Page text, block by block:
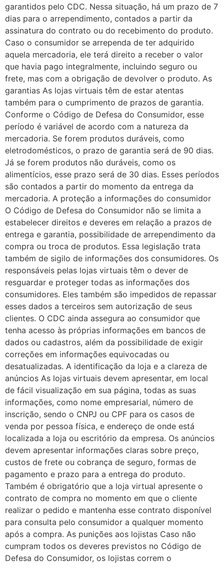
garantidos pelo CDC. Nessa situação, há um prazo de 7
dias para o arrependimento, contados a partir da
assinatura do contrato ou do recebimento do produto.
Caso o consumidor se arrependa de ter adquirido
aquela mercadoria, ele terá direito a receber o valor
que havia pago integralmente, incluindo seguro ou
frete, mas com a obrigação de devolver o produto. As
garantias As lojas virtuais têm de estar atentas
também para o cumprimento de prazos de garantia.
Conforme o Código de Defesa do Consumidor, esse
período é variável de acordo com a natureza da
mercadoria. Se forem produtos duráveis, como
eletrodomésticos, o prazo de garantia será de 90 dias.
Já se forem produtos não duráveis, como os
alimentícios, esse prazo será de 30 dias. Esses períodos
são contados a partir do momento da entrega da
mercadoria. A proteção a informações do consumidor
O Código de Defesa do Consumidor não se limita a
estabelecer direitos e deveres em relação a prazos de
entrega e garantia, possibilidade de arrependimento da
compra ou troca de produtos. Essa legislação trata
também de sigilo de informações dos consumidores. Os
responsáveis pelas lojas virtuais têm o dever de
resguardar e proteger todas as informações dos
consumidores. Eles também são impedidos de repassar
esses dados a terceiros sem autorização de seus
clientes. O CDC ainda assegura ao consumidor que
tenha acesso às próprias informações em bancos de
dados ou cadastros, além da possibilidade de exigir
correções em informações equivocadas ou
desatualizadas. A identificação da loja e a clareza de
anúncios As lojas virtuais devem apresentar, em local
de fácil visualização em sua página, todas as suas
informações, como nome empresarial, número de
inscrição, sendo o CNPJ ou CPF para os casos de
venda por pessoa física, e endereço de onde está
localizada a loja ou escritório da empresa. Os anúncios
devem apresentar informações claras sobre preço,
custos de frete ou cobrança de seguro, formas de
pagamento e prazo para a entrega do produto.
Também é obrigatório que a loja virtual apresente o
contrato de compra no momento em que o cliente
realizar o pedido e mantenha esse contrato disponível
para consulta pelo consumidor a qualquer momento
após a compra. As punições aos lojistas Caso não
cumpram todos os deveres previstos no Código de
Defesa do Consumidor, os lojistas correm o